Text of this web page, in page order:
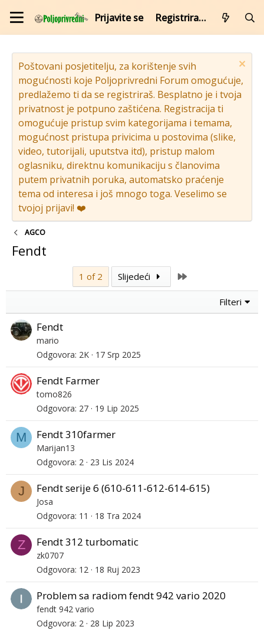
Prijavite se Registrirajte se
Poštovani posjetitelju, za korištenje svih
mogućnosti koje Poljoprivredni Forum omogućuje,
predlažemo ti da se registriraš. Besplatno je i tvoja
privatnost je potpuno zaštićena. Registracija ti
omogućuje pristup svim kategorijama i temama,
mogućnost pristupa privicima u postovima (slike,
video, tutorijali, uputstva itd), pristup malom
oglasniku, direktnu komunikaciju s članovima
putem privatnih poruka, automatsko praćenje
tema od interesa i još mnogo toga. Veselimo se
tvojoj prijavi! ❤️
AGCO
Fendt
1 of 2 Slijedeći
Filteri
Fendt
mario
Odgovora 2K 17 Srp 2025
Fendt Farmer
tomo826
Odgovora 27 19 Lip 2025
M Fendt 310farmer
Marijan13
Odgovora 2 23 Lis 2024
J Fendt serije 6 (610-611-612-614-615)
Josa
Odgovora 11 18 Tra 2024
Z Fendt 312 turbomatic
zk0707
Odgovora 12 18 Ruj 2023
Problem sa radiom fendt 942 vario 2020
fendt 942 vario
Odgovora 2 28 Lip 2023